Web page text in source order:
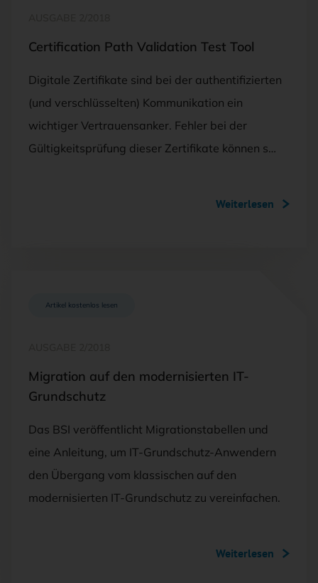
Certification Path Validation Test Tool
Digitale Zertifikate sind bei der authentifizierten
(und verschlüsselten) Kommunikation ein
wichtiger Vertrauensanker. Fehler bei der
Gültigkeitsprüfung dieser Zertifikate können s…
Weiterlesen
Artikel kostenlos lesen
Migration auf den modernisierten IT-
Grundschutz
Das BSI veröffentlicht Migrationstabellen und
eine Anleitung, um IT-Grundschutz-Anwendern
den Übergang vom klassischen auf den
modernisierten IT-Grundschutz zu vereinfachen.
Weiterlesen